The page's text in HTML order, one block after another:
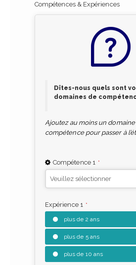
Compétences & Expériences
Dîtes-nous quels sont
domaines de
Ajoutez au moins un
compétence pour passer à
Compétence 1 *
Expérience 1 *
plus de 2 ans
plus de 5 ans
plus de 10 ans